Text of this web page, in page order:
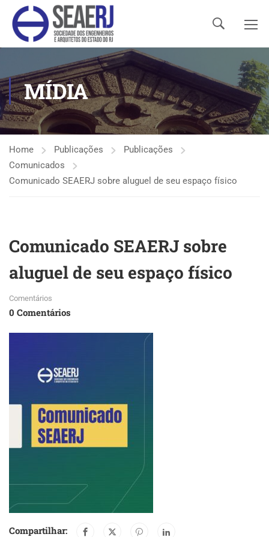
MÍDIA
Home Publicações
Publicações
Comunicados
Comunicado SEAERJ sobre aluguel de seu espaço físico
Comunicado SEAERJ sobre
aluguel de seu espaço físico
Comentários
0 Comentários
Compartilhar: